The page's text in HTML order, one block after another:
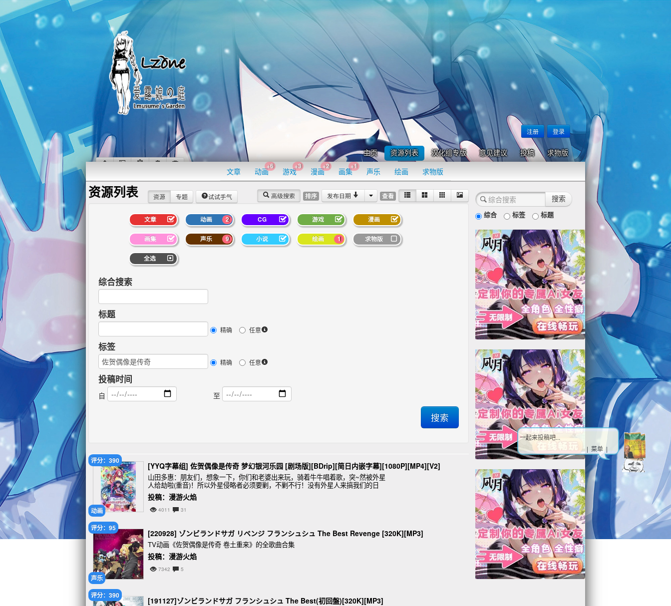
注册 登录
主页 资源列表 汉化组专版 意见建议 投稿 求物版
文章 动画
+6
游戏
+3
漫画
+2
画集
+1
声乐 绘画 求物版
资源列表 高级搜索 排序 发布日期 查看
资源 专题 试试手气
文章 2
动画 CG 游戏 漫画
画集 9
声乐 小说 1
绘画 求物版
全选
综合搜索
标题
精确 任意
标签
精确 任意
投稿时间
自 至
动画
评分：390
[YYQ字幕组] 佐贺偶像是传奇 梦幻银河乐园 [剧场版][BDrip][简日内嵌字幕][1080P][MP4][V2]
山田多惠：朋友们，想象一下，你们和老婆出来玩，骑着牛牛唱着歌，突~然被外星
人给劫啦(重音)！所以外星侵略者必须要剿，不剿不行！没有外星人来搞我们的日
子，才是好日子(破音)！
投稿：漫游火焰
4011 31
声乐
评分：95
[220928] ゾンビランドサガ リベンジ フランシュシュ The Best Revenge [320K][MP3]
TV动画《佐贺偶像是传奇 卷土重来》的全歌曲合集
投稿：漫游火焰
7342 5
评分：390
[191127]ゾンビランドサガ フランシュシュ The Best(初回盤)[320K][MP3]
综合 标签 标题
一起来投稿吧...
| 菜单 |